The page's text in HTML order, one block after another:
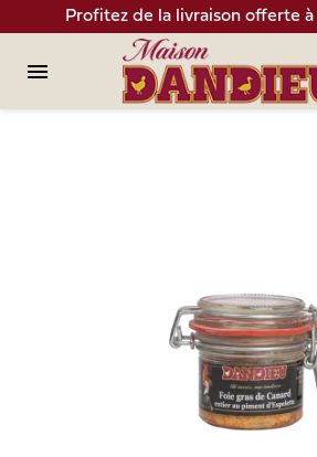
Profitez de la livraison offerte
